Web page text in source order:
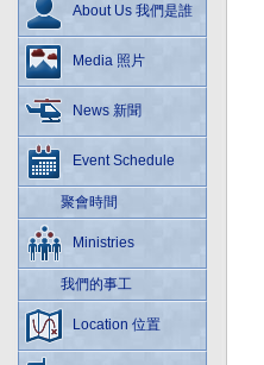
About Us 我們是誰
Media 照片
News 新聞
Event Schedule
聚會時間
Ministries
我們的事工
Location 位置